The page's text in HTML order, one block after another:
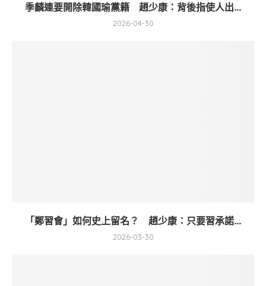
季麟連要開除韓國瑜黨籍 趙少康：背後指使人出...
2026-04-30
「鄭習會」如何史上留名？ 趙少康：只要習承諾...
2026-03-30